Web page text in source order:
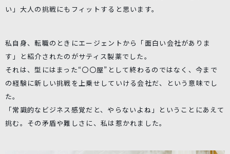
い」大人の挑戦にもフィットすると思います。
私自身、転職のときにエージェントから「面白い会社がありま
す」と紹介されたのがサティス製薬でした。
それは、型にはまった“〇〇屋”として終わるのではなく、今まで
の経験に新しい挑戦を上乗せしていける会社だ、という意味でし
た。
「常識的なビジネス感覚だと、やらないよね」ということにあえて
挑む。その矛盾や難しさに、私は惹かれました。